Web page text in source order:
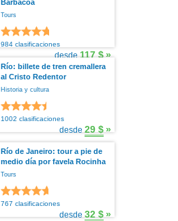
Barbacoa
Tours
984 clasificaciones
desde117 $»
Río: billete de tren cremallera
al Cristo Redentor
Historia y cultura
1002 clasificaciones
desde29 $»
Río de Janeiro: tour a pie de
medio día por favela Rocinha
Tours
767 clasificaciones
desde32 $»